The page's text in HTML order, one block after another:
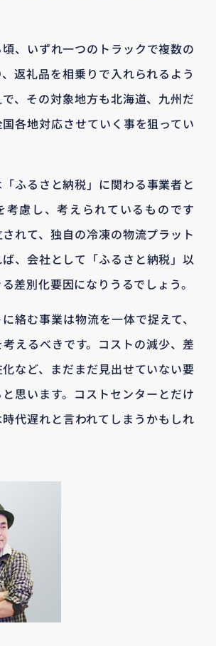
、いずれ一つのトラックで複数の
返礼品を相乗りで入れられるよう
、その対象地方も北海道、九州だ
各地対応させていく事を狙ってい
ふるさと納税」に関わる事業者と
考慮し、考えられているものです
れて、独自の冷凍の物流プラット
、会社として「ふるさと納税」以
差別化要因になりうるでしょう。
絡む事業は物流を一体で捉えて、
えるべきです。コストの減少、差
など、まだまだ見出せていない要
思います。コストセンターとだけ
代遅れと言われてしまうかもしれ